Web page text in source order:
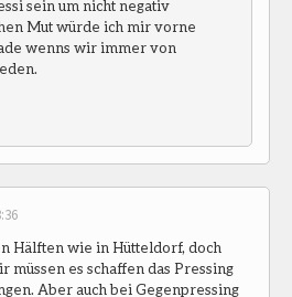
sein um nicht negativ
Mut würde ich mir vorne
wenns wir immer von
Hälften wie in Hütteldorf, doch
müssen es schaffen das Pressing
Aber auch bei Gegenpressing